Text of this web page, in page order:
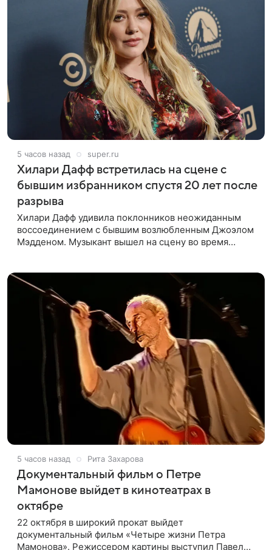
5 часов назад super.ru
Хилари Дафф встретилась на сцене с
бывшим избранником спустя 20 лет после
разрыва
Хилари Дафф удивила поклонников неожиданным
воссоединением с бывшим возлюбленным Джоэлом
Мэдденом. Музыкант вышел на сцену во время
5 часов назад Рита Захарова
Документальный фильм о Петре
Мамонове выйдет в кинотеатрах в
октябре
22 октября в широкий прокат выйдет
документальный фильм «Четыре жизни Петра
Мамонова». Режиссером картины выступил Павел